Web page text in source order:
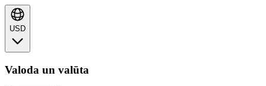
USD
Valoda un valūta